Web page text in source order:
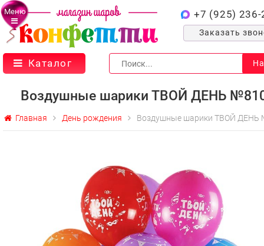
Меню +7 (925) 236-
Заказать
Каталог
Воздушные шарики ТВОЙ ДЕНЬ
Главная День рождения Воздушные шарики ТВОЙ ДЕНЬ